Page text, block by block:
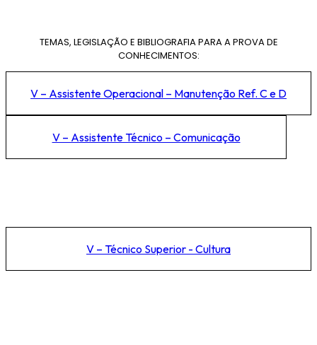
TEMAS, LEGISLAÇÃO E BIBLIOGRAFIA PARA A PROVA DE
CONHECIMENTOS:
V – Assistente Operacional – Manutenção Ref. C e D
V – Assistente Técnico – Comunicação
V – Técnico Superior - Cultura